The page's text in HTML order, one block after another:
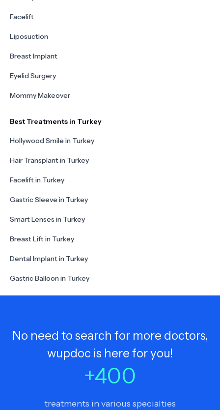
Facelift
Liposuction
Breast Implant
Eyelid Surgery
Mommy Makeover
Best Treatments in Turkey
Hollywood Smile in Turkey
Hair Transplant in Turkey
Facelift in Turkey
Gastric Sleeve in Turkey
Smart Lenses in Turkey
Breast Lift in Turkey
Dental Implant in Turkey
Gastric Balloon in Turkey
No need to search for more doctors,
wupdoc is here for you!
+400
treatments in various specialties